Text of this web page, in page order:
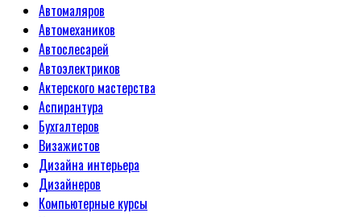
Автомаляров
Автомехаников
Автослесарей
Автоэлектриков
Актерского мастерства
Аспирантура
Бухгалтеров
Визажистов
Дизайна интерьера
Дизайнеров
Компьютерные курсы